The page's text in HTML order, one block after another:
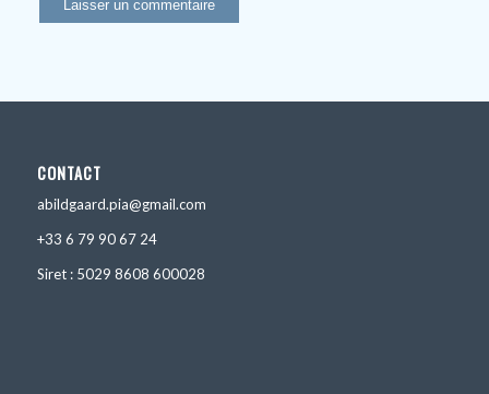
CONTACT
abildgaard.pia@gmail.com
+33 6 79 90 67 24
Siret : 5029 8608 600028